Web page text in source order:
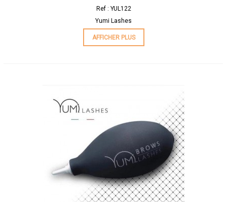
Ref : YUL122
Yumi Lashes
AFFICHER PLUS